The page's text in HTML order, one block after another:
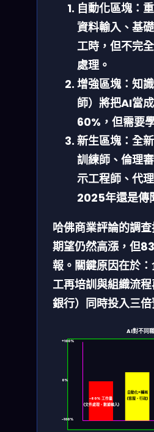
自動化區塊：
資料輸入、基
工時，但不完
處理。
增強區塊：知
師）將把AI當成
60%，但需要
新生區塊：全
訓練師、倫理
示工程師、代
2025年還是傳
哈佛商業評論的調
期望仍然高漲，但
報。關鍵原因在於
工再培訓與組織流
銀行）同時投入三
AI對不同
-100%
0%
+100%
-60% 工作量
(文件處理、數據輸入)
自動化+轉崗
(客服、行政)